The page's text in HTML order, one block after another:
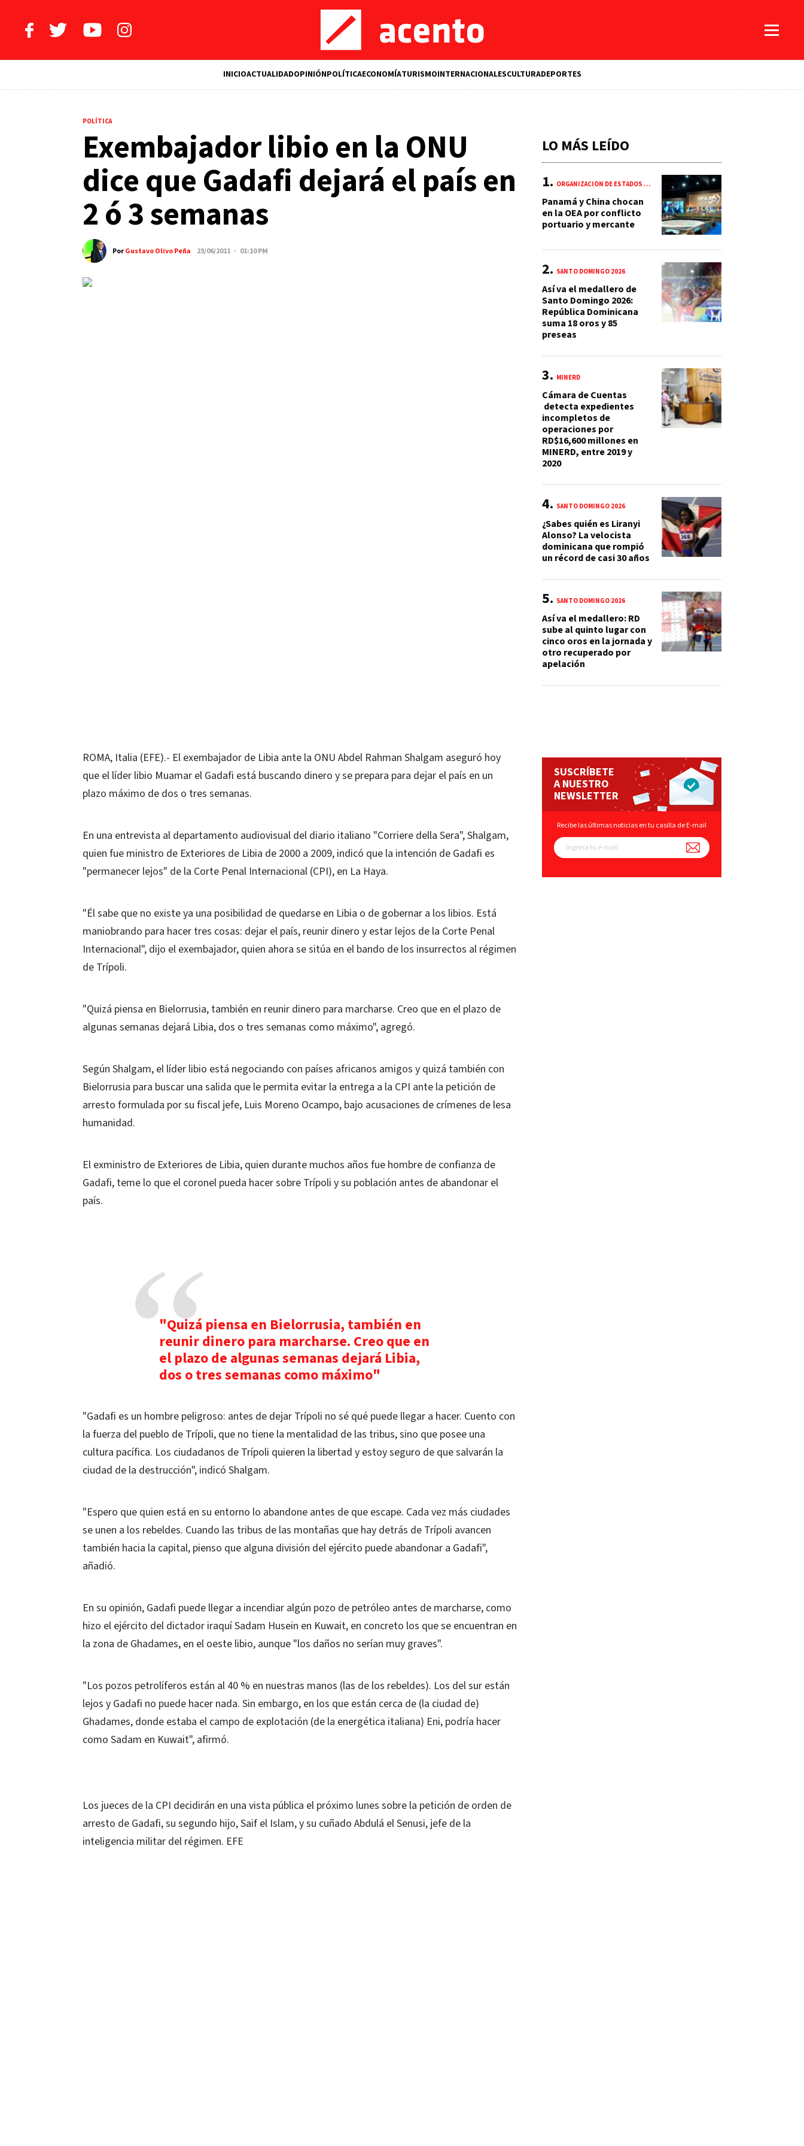
INICIOACTUALIDADOPINIÓNPOLÍTICAECONOMÍATURISMOINTERNACIONALESCULTURADEPORTES
POLÍTICA
Exembajador libio en la ONU
dice que Gadafi dejará el país en
2 ó 3 semanas
PorGustavo Olivo Peña 23/06/2011 · 01:10 PM
ROMA, Italia (EFE).- El exembajador de Libia ante la ONU Abdel Rahman Shalgam aseguró hoy
que el líder libio Muamar el Gadafi está buscando dinero y se prepara para dejar el país en un
plazo máximo de dos o tres semanas.
En una entrevista al departamento audiovisual del diario italiano "Corriere della Sera", Shalgam,
quien fue ministro de Exteriores de Libia de 2000 a 2009, indicó que la intención de Gadafi es
"permanecer lejos" de la Corte Penal Internacional (CPI), en La Haya.
"Él sabe que no existe ya una posibilidad de quedarse en Libia o de gobernar a los libios. Está
maniobrando para hacer tres cosas: dejar el país, reunir dinero y estar lejos de la Corte Penal
Internacional", dijo el exembajador, quien ahora se sitúa en el bando de los insurrectos al régimen
de Trípoli.
"Quizá piensa en Bielorrusia, también en reunir dinero para marcharse. Creo que en el plazo de
algunas semanas dejará Libia, dos o tres semanas como máximo", agregó.
Según Shalgam, el líder libio está negociando con países africanos amigos y quizá también con
Bielorrusia para buscar una salida que le permita evitar la entrega a la CPI ante la petición de
arresto formulada por su fiscal jefe, Luis Moreno Ocampo, bajo acusaciones de crímenes de lesa
humanidad.
El exministro de Exteriores de Libia, quien durante muchos años fue hombre de confianza de
Gadafi, teme lo que el coronel pueda hacer sobre Trípoli y su población antes de abandonar el
país.
"Quizá piensa en Bielorrusia, también en
reunir dinero para marcharse. Creo que en
el plazo de algunas semanas dejará Libia,
dos o tres semanas como máximo"
"Gadafi es un hombre peligroso: antes de dejar Trípoli no sé qué puede llegar a hacer. Cuento con
la fuerza del pueblo de Trípoli, que no tiene la mentalidad de las tribus, sino que posee una
cultura pacífica. Los ciudadanos de Trípoli quieren la libertad y estoy seguro de que salvarán la
ciudad de la destrucción", indicó Shalgam.
"Espero que quien está en su entorno lo abandone antes de que escape. Cada vez más ciudades
se unen a los rebeldes. Cuando las tribus de las montañas que hay detrás de Trípoli avancen
también hacia la capital, pienso que alguna división del ejército puede abandonar a Gadafi",
añadió.
En su opinión, Gadafi puede llegar a incendiar algún pozo de petróleo antes de marcharse, como
hizo el ejército del dictador iraquí Sadam Husein en Kuwait, en concreto los que se encuentran en
la zona de Ghadames, en el oeste libio, aunque "los daños no serían muy graves".
"Los pozos petrolíferos están al 40 % en nuestras manos (las de los rebeldes). Los del sur están
lejos y Gadafi no puede hacer nada. Sin embargo, en los que están cerca de (la ciudad de)
Ghadames, donde estaba el campo de explotación (de la energética italiana) Eni, podría hacer
como Sadam en Kuwait", afirmó.
Los jueces de la CPI decidirán en una vista pública el próximo lunes sobre la petición de orden de
arresto de Gadafi, su segundo hijo, Saif el Islam, y su cuñado Abdulá el Senusi, jefe de la
inteligencia militar del régimen. EFE
LO MÁS LEÍDO
ORGANIZACIÓN DE ESTADOS AMERICANOS (OEA)
Panamá y China chocan
en la OEA por conflicto
portuario y mercante
SANTO DOMINGO 2026
Así va el medallero de
Santo Domingo 2026:
República Dominicana
suma 18 oros y 85
preseas
MINERD
Cámara de Cuentas
detecta expedientes
incompletos de
operaciones por
RD$16,600 millones en
MINERD, entre 2019 y
2020
SANTO DOMINGO 2026
¿Sabes quién es Liranyi
Alonso? La velocista
dominicana que rompió
un récord de casi 30 años
SANTO DOMINGO 2026
Así va el medallero: RD
sube al quinto lugar con
cinco oros en la jornada y
otro recuperado por
apelación
SUSCRÍBETE
A NUESTRO
NEWSLETTER
Recibe las últimas noticias en tu casilla de E-mail